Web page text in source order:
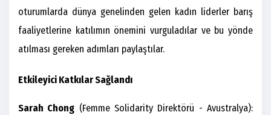
oturumlarda dünya genelinden gelen kadın liderler barış
faaliyetlerine katılımın önemini vurguladılar ve bu yönde
atılması gereken adımları paylaştılar.
Etkileyici Katkılar Sağlandı
Sarah Chong (Femme Solidarity Direktörü - Avustralya):